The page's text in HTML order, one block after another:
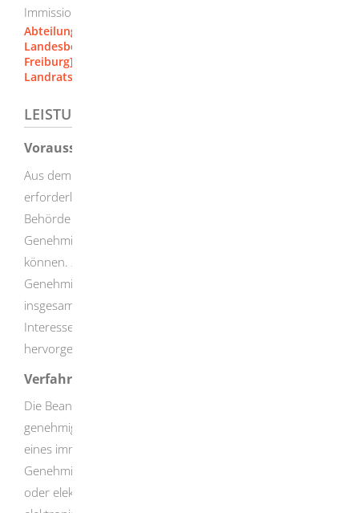
Immissionsschutzbehörde stellen.
Abteilung 5 - Umwelt [Regierungspräsidium Stuttgart]
Landesbergdirektion, Abteilung 9 [Regierungspräsidium
Freiburg]
Landratsamt Heidenheim
LEISTUNGSDETAILS
Voraussetzungen
Aus dem von Ihnen eingereichten Antrag sowie den
erforderlichen Dokumenten muss die zuständige
Behörde die von dem Vorbescheid betroffenen
Genehmigungsvoraussetzungen ausreichend beurteilen
können. Zudem muss in einer vorläufigen Prognose die
Genehmigungsfähigkeit Ihres Gesamtvorhabens
insgesamt bestätigt werden und ein berechtigtes
Interesse an der Erteilung eines Vorbescheids
hervorgehen können.
Verfahrensablauf
Die Beantragung eines Vorbescheids zu einer
genehmigungsbedürftigen Anlage erfolgt im Rahmen
eines immissionsschutzrechtlichen
Genehmigungsverfahrens, welches einen schriftlichen
oder elektronischen Antrag voraussetzt. Für die